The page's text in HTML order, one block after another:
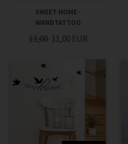
SWEET HOME -
WANDTATTOO
13,00 11,00 EUR